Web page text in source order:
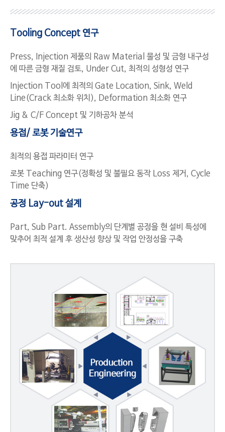
Tooling Concept 연구
Press, Injection 제품의 Raw Material 물성 및 금형 내구성
에 따른 금형 재질 검토, Under Cut, 최적의 성형성 연구
Injection Tool에 최적의 Gate Location, Sink, Weld
Line(Crack 최소화 위치), Deformation 최소화 연구
Jig & C/F Concept 및 기하공차 분석
용접/ 로봇 기술연구
최적의 용접 파라미터 연구
로봇 Teaching 연구(정확성 및 불필요 동작 Loss 제거, Cycle
Time 단축)
공정 Lay-out 설계
Part, Sub Part. Assembly의 단계별 공정을 현 설비 특성에
맞추어 최적 설계 후 생산성 향상 및 작업 안정성을 구축